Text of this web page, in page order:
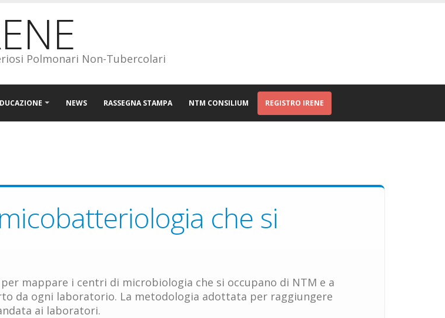
Polmonari Non-Tubercolari
NEWS RASSEGNA STAMPA NTM CONSILIUM REGISTRO IRENE
che si
mappare i centri di microbiologia che si occupano di NTM e a
da ogni laboratorio. La metodologia adottata per raggiungere
ai laboratori.